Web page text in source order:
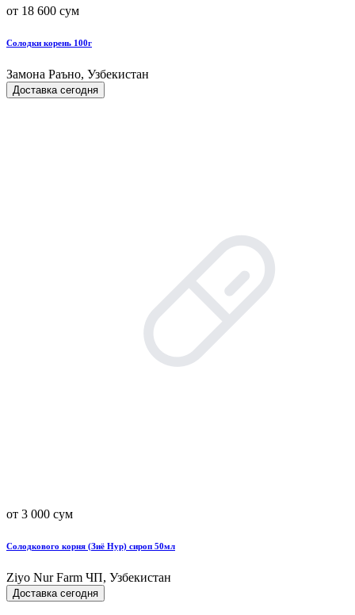
от 18 600 сум
Солодки корень 100г
Замона Раъно, Узбекистан
Доставка сегодня
от 3 000 сум
Солодкового корня (Зиё Нур) сироп 50мл
Ziyo Nur Farm ЧП, Узбекистан
Доставка сегодня